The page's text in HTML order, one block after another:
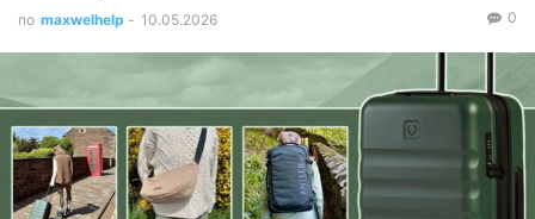
по maxwelhelp - 10.05.2026 0